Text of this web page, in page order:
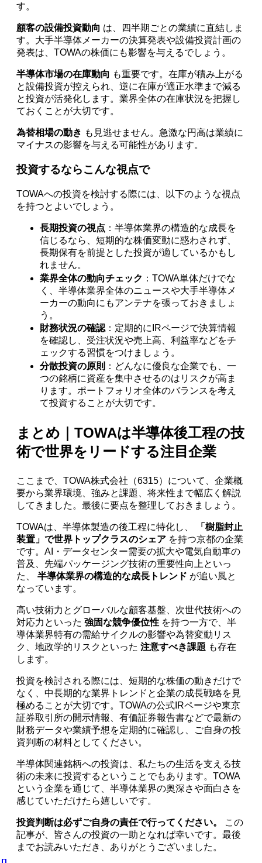
す。
顧客の設備投資動向 は、四半期ごとの業績に直結しま
す。大手半導体メーカーの決算発表や設備投資計画の
発表は、TOWAの株価にも影響を与えるでしょう。
半導体市場の在庫動向 も重要です。在庫が積み上がる
と設備投資が控えられ、逆に在庫が適正水準まで減る
と投資が活発化します。業界全体の在庫状況を把握し
ておくことが大切です。
為替相場の動き も見逃せません。急激な円高は業績に
マイナスの影響を与える可能性があります。
投資するならこんな視点で
TOWAへの投資を検討する際には、以下のような視点
を持つとよいでしょう。
長期投資の視点 ：半導体業界の構造的な成長を
信じるなら、短期的な株価変動に惑わされず、
長期保有を前提とした投資が適しているかもし
れません。
業界全体の動向チェック ：TOWA単体だけでな
く、半導体業界全体のニュースや大手半導体メ
ーカーの動向にもアンテナを張っておきましょ
う。
財務状況の確認 ：定期的にIRページで決算情報
を確認し、受注状況や売上高、利益率などをチ
ェックする習慣をつけましょう。
分散投資の原則 ：どんなに優良な企業でも、一
つの銘柄に資産を集中させるのはリスクが高ま
ります。ポートフォリオ全体のバランスを考え
て投資することが大切です。
まとめ｜TOWAは半導体後工程の技
術で世界をリードする注目企業
ここまで、TOWA株式会社（6315）について、企業概
要から業界環境、強みと課題、将来性まで幅広く解説
してきました。最後に要点を整理しておきましょう。
TOWAは、半導体製造の後工程に特化し、
「樹脂封止
装置」で世界トップクラスのシェア を持つ京都の企業
です。AI・データセンター需要の拡大や電気自動車の
普及、先端パッケージング技術の重要性向上といっ
た、半導体業界の構造的な成長トレンド が追い風と
なっています。
高い技術力とグローバルな顧客基盤、次世代技術への
対応力といった強固な競争優位性 を持つ一方で、半
導体業界特有の需給サイクルの影響や為替変動リス
ク、地政学的リスクといった注意すべき課題 も存在
します。
投資を検討される際には、短期的な株価の動きだけで
なく、中長期的な業界トレンドと企業の成長戦略を見
極めることが大切です。TOWAの公式IRページや東京
証券取引所の開示情報、有価証券報告書などで最新の
財務データや業績予想を定期的に確認し、ご自身の投
資判断の材料としてください。
半導体関連銘柄への投資は、私たちの生活を支える技
術の未来に投資するということでもあります。TOWA
という企業を通じて、半導体業界の奥深さや面白さを
感じていただけたら嬉しいです。
投資判断は必ずご自身の責任で行ってください。
この
記事が、皆さんの投資の一助となれば幸いです。最後
までお読みいただき、ありがとうございました。